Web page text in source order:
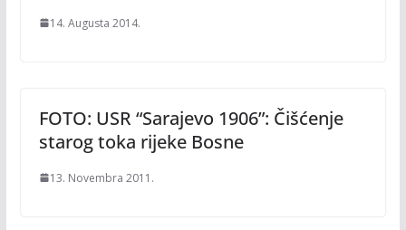
14. Augusta 2014.
FOTO: USR “Sarajevo 1906”: Čišćenje
starog toka rijeke Bosne
13. Novembra 2011.